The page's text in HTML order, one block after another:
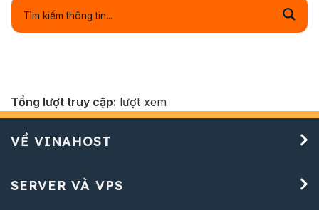
Tổng lượt truy cập: lượt xem
VỀ VINAHOST
SERVER VÀ VPS